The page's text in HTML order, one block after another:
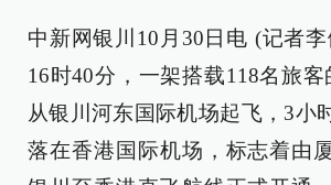
中新网银川10月30日电 (记者李
16时40分，一架搭载118名旅
从银川河东国际机场起飞，3小
落在香港国际机场，标志着由